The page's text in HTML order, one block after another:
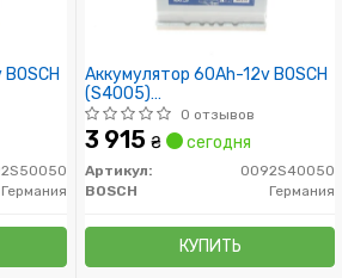
Германия
Аккумулятор 60Ah-12v BOSCH
(S4005)
(242x175x190),R,EN540
0 отзывов
3 915 ₴ сегодня
Артикул:
0092S40050
BOSCH
Германия
КУПИТЬ